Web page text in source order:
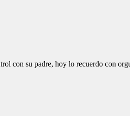
con su padre, hoy lo recuerdo con